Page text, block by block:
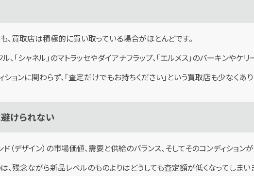
、買取店は積極的に買い取っている場合がほとんどです。
、「シャネル」のマトラッセやダイアナフラップ、「エルメス」のバーキンや
ンに関わらず、「査定だけでもお持ちください」という買取店も少なくあり
けられない
（デザイン）の市場価値、需要と供給のバランス、そしてそのコンディション
、残念ながら新品レベルのものよりはどうしても査定額が低くなってしまい